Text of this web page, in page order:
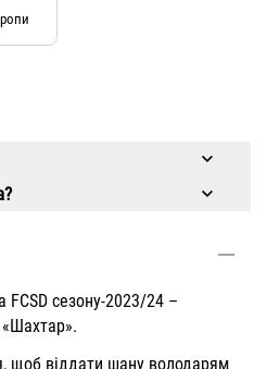
сезону-2023/24 –
щоб віддати шану володарям